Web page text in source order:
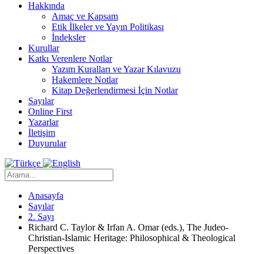
Hakkında
Amaç ve Kapsam
Etik İlkeler ve Yayın Politikası
İndeksler
Kurullar
Katkı Verenlere Notlar
Yazım Kuralları ve Yazar Kılavuzu
Hakemlere Notlar
Kitap Değerlendirmesi İçin Notlar
Sayılar
Online First
Yazarlar
İletişim
Duyurular
Anasayfa
Sayılar
2. Sayı
Richard C. Taylor & Irfan A. Omar (eds.), The Judeo-
Christian-Islamic Heritage: Philosophical & Theological
Perspectives